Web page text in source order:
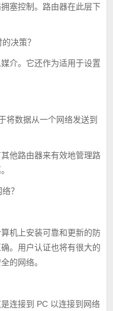
塞控制。路由器在此层下
决策？
介。它还作为适用于设置
将数据从一个网络发送到
他路由器来有效地管理路
？
机上安装可靠和更新的防
。用户认证也将有很大的
的网络。
连接到 PC 以连接到网络